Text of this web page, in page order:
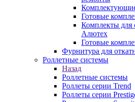
Готовые
Комплекты для
Алютех
Готовые
Фурнитура для
Роллетные системы
Назад
Роллетные системы
Роллеты серии Trend
Роллеты серии